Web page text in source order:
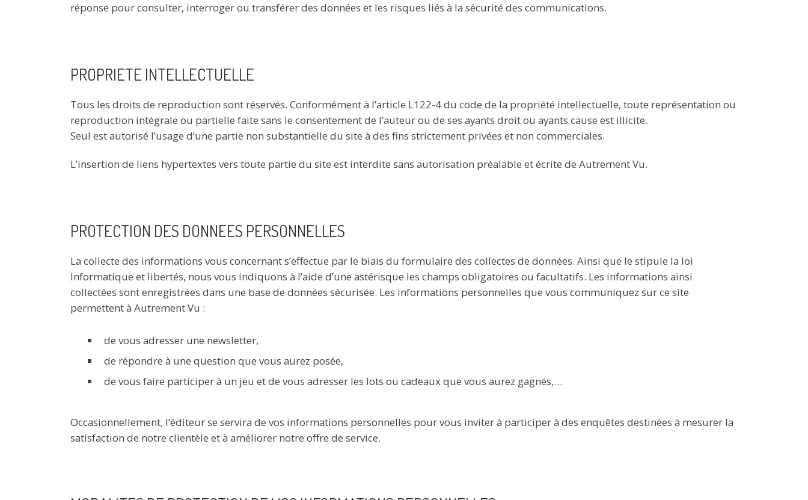
réponse pour consulter, interroger ou transférer des données et les risques liés à la sécurité des communications.
PROPRIETE INTELLECTUELLE
Tous les droits de reproduction sont réservés. Conformément à l’article L122-4 du code de la propriété intellectuelle, toute représentation ou
reproduction intégrale ou partielle faite sans le consentement de l’auteur ou de ses ayants droit ou ayants cause est illicite.
Seul est autorisé l’usage d’une partie non substantielle du site à des fins strictement privées et non commerciales.
L’insertion de liens hypertextes vers toute partie du site est interdite sans autorisation préalable et écrite de Autrement Vu.
PROTECTION DES DONNEES PERSONNELLES
La collecte des informations vous concernant s’effectue par le biais du formulaire des collectes de données. Ainsi que le stipule la loi
Informatique et libertés, nous vous indiquons à l’aide d’une astérisque les champs obligatoires ou facultatifs. Les informations ainsi
collectées sont enregistrées dans une base de données sécurisée. Les informations personnelles que vous communiquez sur ce site
permettent à Autrement Vu :
de vous adresser une newsletter,
de répondre à une question que vous aurez posée,
de vous faire participer à un jeu et de vous adresser les lots ou cadeaux que vous aurez gagnés,…
Occasionnellement, l’éditeur se servira de vos informations personnelles pour vous inviter à participer à des enquêtes destinées à mesurer la
satisfaction de notre clientèle et à améliorer notre offre de service.